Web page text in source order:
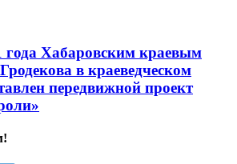
года Хабаровским краевым
в краеведческом
передвижной проект